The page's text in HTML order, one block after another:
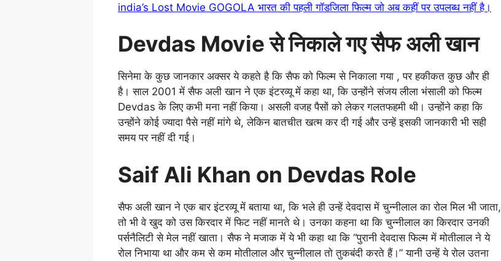
india’s Lost Movie GOGOLA भारत की पहली गॉडजिला फिल्म जो अब कहीं पर उपलब्ध नहीं है।
Devdas Movie से निकाले गए सैफ अली खान
सिनेमा के कुछ जानकार अक्सर ये कहते है कि सैफ को फिल्म से निकाला गया , पर हकीकत कुछ और ही
है। साल 2001 में सैफ अली खान ने एक इंटरव्यू में कहा था, कि उन्होंने संजय लीला भंसाली को फिल्म
Devdas के लिए कभी मना नहीं किया। असली वजह पैसों को लेकर गलतफहमी थी। उन्होंने कहा कि
उन्होंने कोई ज्यादा पैसे नहीं मांगे थे, लेकिन बातचीत खत्म कर दी गई और उन्हें इसकी जानकारी भी सही
समय पर नहीं दी गई।
Saif Ali Khan on Devdas Role
सैफ अली खान ने एक बार इंटरव्यू में बताया था, कि भले ही उन्हें देवदास में चुन्नीलाल का रोल मिल भी जाता,
तो भी वे खुद को उस किरदार में फिट नहीं मानते थे। उनका कहना था कि चुन्नीलाल का किरदार उनकी
पर्सनैलिटी से मेल नहीं खाता। सैफ ने मजाक में ये भी कहा था कि “पुरानी देवदास फिल्म में मोतीलाल ने ये
रोल निभाया था और कम से कम मोतीलाल और चुन्नीलाल तो तुकबंदी करते हैं।” यानी उन्हें ये रोल उतना